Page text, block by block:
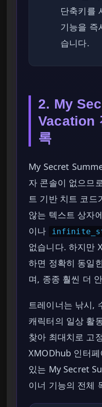
단축키를
기능을 즉
습니다.
2. My
Vacation
록
My Secret
자 콘솔이 없으므
트 기반 치트 코드
않는 텍스트 상자
이나
없습니다. 하지만
하면 정확히 동일
며, 종종 훨씬 더
트레이너는 낚시,
캐릭터의 일상 활
찾아 최대치로 고
XMODhub 인터
있는 My Secret
이너 기능의 전체